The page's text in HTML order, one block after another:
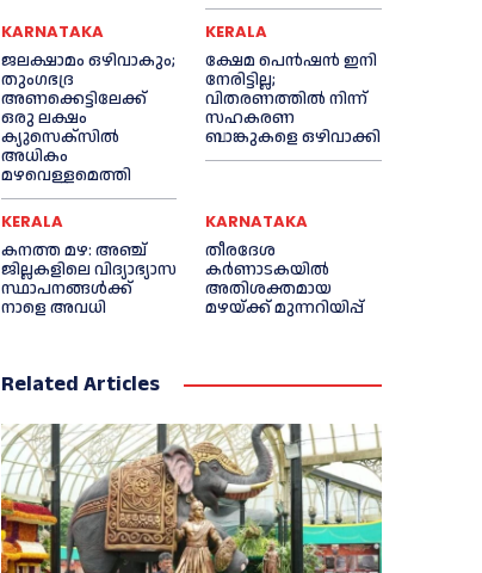
KARNATAKA
ജലക്ഷാമം ഒഴിവാകും;
തുംഗഭദ്ര
അണക്കെട്ടിലേക്ക്
ഒരു ലക്ഷം
ക്യുസെക്സില്‍
അധികം
മഴവെള്ളമെത്തി
KERALA
ക്ഷേമ പെൻഷൻ ഇനി
നേരിട്ടില്ല;
വിതരണത്തിൽ നിന്ന്
സഹകരണ
ബാങ്കുകളെ ഒഴിവാക്കി
KERALA
കനത്ത മഴ: അഞ്ച്
ജില്ലകളിലെ വിദ്യാഭ്യാസ
സ്ഥാപനങ്ങൾക്ക്
നാളെ അവധി
KARNATAKA
തീരദേശ
കർണാടകയിൽ
അതിശക്തമായ
മഴയ്ക്ക് മുന്നറിയിപ്പ്
Related Articles